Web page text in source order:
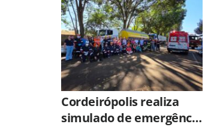
Cordeirópolis realiza
simulado de emergência